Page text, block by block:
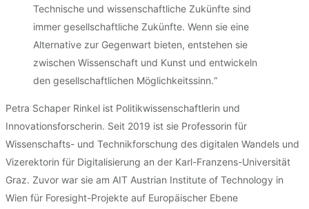
Technische und wissenschaftliche Zukünfte sind
immer gesellschaftliche Zukünfte. Wenn sie eine
Alternative zur Gegenwart bieten, entstehen sie
zwischen Wissenschaft und Kunst und entwickeln
den gesellschaftlichen Möglichkeitssinn.“
Petra Schaper Rinkel ist Politikwissenschaftlerin und
Innovationsforscherin. Seit 2019 ist sie Professorin für
Wissenschafts- und Technikforschung des digitalen Wandels und
Vizerektorin für Digitalisierung an der Karl-Franzens-Universität
Graz. Zuvor war sie am AIT Austrian Institute of Technology in
Wien für Foresight-Projekte auf Europäischer Ebene